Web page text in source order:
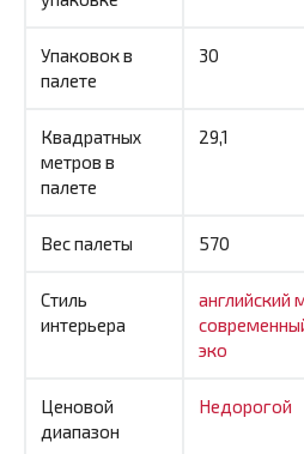
Упаковок в
палете
30
Квадратных
метров в
палете
29,1
Вес палеты 570
Стиль
интерьера
английский
эко
Ценовой
диапазон
Недорогой